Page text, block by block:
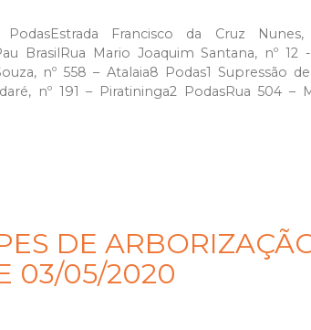
Francisco da Cruz
BrasilRua Mario Joaquim Santana, nº 12
nº 558 – Atalaia8 Podas1 Supressão
nº 191 – Piratininga2 PodasRua 504 –
DE
03/05/2020